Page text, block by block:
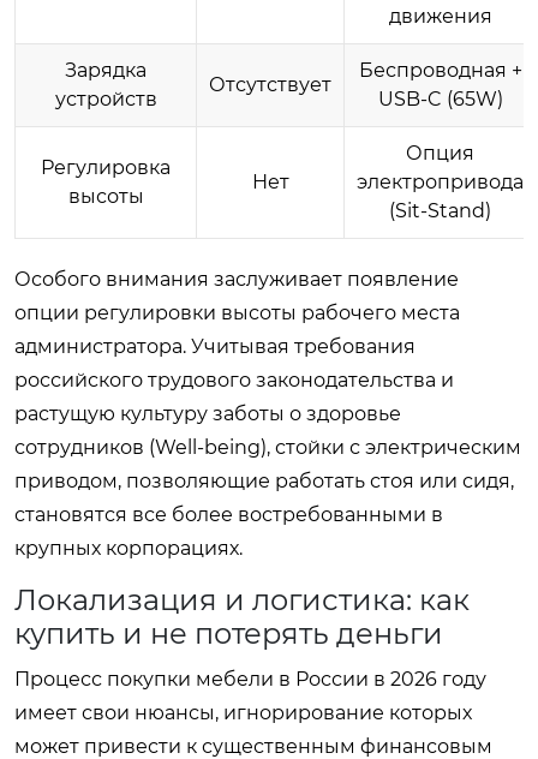
движения
Зарядка
устройств
Отсутствует
Беспроводная +
USB-C (65W)
Регулировка
высоты
Нет
Опция
электропривода
(Sit-Stand)
Особого внимания заслуживает появление
опции регулировки высоты рабочего места
администратора. Учитывая требования
российского трудового законодательства и
растущую культуру заботы о здоровье
сотрудников (Well-being), стойки с электрическим
приводом, позволяющие работать стоя или сидя,
становятся все более востребованными в
крупных корпорациях.
Локализация и логистика: как
купить и не потерять деньги
Процесс покупки мебели в России в 2026 году
имеет свои нюансы, игнорирование которых
может привести к существенным финансовым